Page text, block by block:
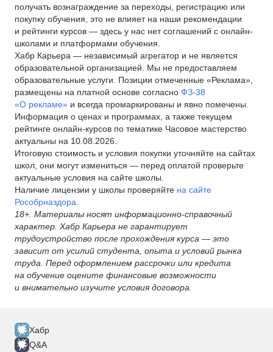
получать вознаграждение за переходы, регистрацию или
покупку обучения, это не влияет на наши рекомендации
и рейтинги курсов — здесь у нас нет соглашений с онлайн-
школами и платформами обучения.
Хабр Карьера — независимый агрегатор и не является
образовательной организацией. Мы не предоставляем
образовательные услуги. Позиции отмеченные «Реклама»,
размещены на платной основе согласно ФЗ-38
«О рекламе» и всегда промаркированы и явно помечены.
Информация о ценах и программах, а также текущем
рейтинге онлайн-курсов по тематике Часовое мастерство
актуальны на 10.08.2026.
Итоговую стоимость и условия покупки уточняйте на сайтах
школ, они могут измениться — перед оплатой проверьте
актуальные условия на сайте школы.
Наличие лицензии у школы проверяйте на сайте
Рособрназдора
18+. Материалы носят информационно-справочный
характер. Хабр Карьера не гарантирует
трудоустройство после прохождения курса — это
зависит от усилий студента, опыта и условий рынка
труда. Перед оформлением рассрочки или кредита
на обучение оцените финансовые возможности
и внимательно изучите условия договора.
Хабр
Q&A